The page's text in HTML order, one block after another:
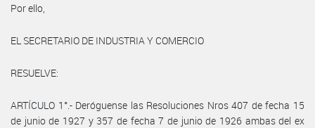
Por ello,
EL SECRETARIO DE INDUSTRIA Y COMERCIO
RESUELVE:
ARTÍCULO 1°.- Deróguense las Resoluciones Nros 407 de fecha 15
de junio de 1927 y 357 de fecha 7 de junio de 1926 ambas del ex